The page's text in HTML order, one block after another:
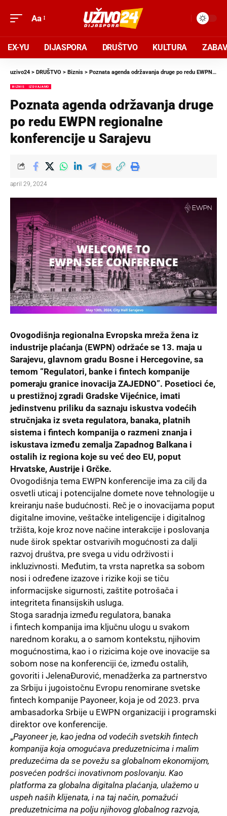
Aa
EX-YU DIJASPORA DRUŠTVO KULTURA
uzivo24 > DRUŠTVO > Biznis > Poznata agenda održavanja druge po redu EWPN regionalne konferencije u Sarajevu
BIZNIS IZDVAJAMO
Poznata agenda održavanja druge
po redu EWPN regionalne
konferencije u Sarajevu
april 29, 2024
Ovogodišnja regionalna Evropska mreža žena iz
industrije plaćanja (EWPN) održaće se 13. maja u
Sarajevu, glavnom gradu Bosne i Hercegovine, sa
temom “Regulatori, banke i fintech kompanije
pomeraju granice inovacija ZAJEDNO”. Posetioci će,
u prestižnoj zgradi Gradske Vijećnice, imati
jedinstvenu priliku da saznaju iskustva vodećih
stručnjaka iz sveta regulatora, banaka, platnih
sistema i fintech kompanija o razmeni znanja i
iskustava između zemalja Zapadnog Balkana i
ostalih iz regiona koje su već deo EU, poput
Hrvatske, Austrije i Grčke.
Ovogodišnja tema EWPN konferencije ima za cilj da
osvetli uticaj i potencijalne domete nove tehnologije u
kreiranju naše budućnosti. Reč je o inovacijama poput
digitalne imovine, veštačke inteligencije i digitalnog
tržišta, koje kroz nove načine interakcije i poslovanja
nude širok spektar ostvarivih mogućnosti za dalji
razvoj društva, pre svega u vidu održivosti i
inkluzivnosti. Međutim, ta vrsta napretka sa sobom
nosi i određene izazove i rizike koji se tiču
informacijske sigurnosti, zaštite potrošača i
integriteta finansijskih usluga.
Stoga saradnja između regulatora, banaka
i fintech kompanija ima ključnu ulogu u svakom
narednom koraku, a o samom kontekstu, njihovim
mogućnostima, kao i o rizicima koje ove inovacije sa
sobom nose na konferenciji će, između ostalih,
govoriti i JelenaĐurović, menadžerka za partnerstvo
za Srbiju i jugoistočnu Evropu renomirane svetske
fintech kompanije Payoneer, koja je od 2023. prva
ambasadorka Srbije u EWPN organizaciji i programski
direktor ove konferencije.
„Payoneer je, kao jedna od vodećih svetskih fintech
kompanija koja omogućava preduzetnicima i malim
preduzećima da se povežu sa globalnom ekonomijom,
posvećen podršci inovativnom poslovanju. Kao
platforma za globalna digitalna plaćanja, ulažemo u
uspeh naših klijenata, i na taj način, pomažući
preduzetnicima na polju njihovog globalnog razvoja,